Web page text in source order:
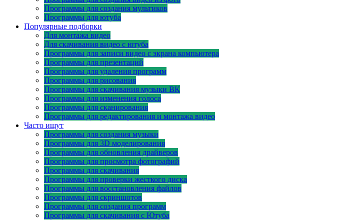
Программы для создания мультиков
Программы для ютуба
Популярные подборки
Для монтажа видео
Для скачивания видео с ютуба
Программы для записи видео с экрана компьютера
Программы для презентаций
Программы для удаления программ
Программы для рисования
Программы для скачивания музыки ВК
Программы для изменения голоса
Программы для сканирования
Программы для редактирования и монтажа видео
Часто ищут
Программы для создания музыки
Программы для 3D моделирования
Программы для обновления драйверов
Программы для просмотра фотографий
Программы для скачивания
Программы для проверки жесткого диска
Программы для восстановления файлов
Программы для скриншотов
Программы для создания программ
Программы для скачивания с Ютуба